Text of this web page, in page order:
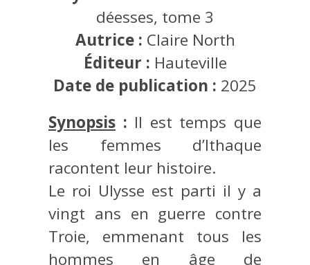
déesses, tome 3
Autrice : Claire North
Éditeur : Hauteville
Date de publication : 2025
Synopsis : Il est temps que
les femmes d’Ithaque
racontent leur histoire.
Le roi Ulysse est parti il y a
vingt ans en guerre contre
Troie, emmenant tous les
hommes en âge de